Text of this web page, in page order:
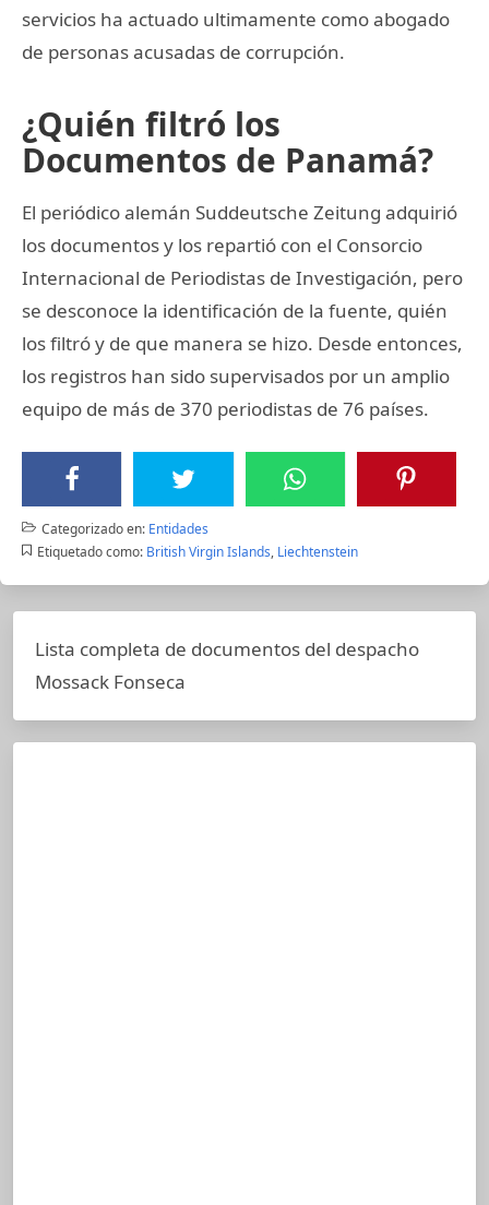
servicios ha actuado ultimamente como abogado
de personas acusadas de corrupción.
¿Quién filtró los
Documentos de Panamá?
El periódico alemán Suddeutsche Zeitung adquirió
los documentos y los repartió con el Consorcio
Internacional de Periodistas de Investigación, pero
se desconoce la identificación de la fuente, quién
los filtró y de que manera se hizo. Desde entonces,
los registros han sido supervisados por un amplio
equipo de más de 370 periodistas de 76 países.
Categorizado en: Entidades
Etiquetado como: British Virgin Islands, Liechtenstein
Lista completa de documentos del despacho
Mossack Fonseca